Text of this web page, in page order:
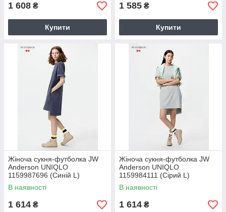
1 608 ₴
Купити
1 585 ₴
Купити
Жіноча сукня-футболка JW
Anderson UNIQLO
1159987696 (Синій L)
В наявності
1 614 ₴
Жіноча сукня-футболка JW
Anderson UNIQLO
1159984111 (Сірий L)
В наявності
1 614 ₴